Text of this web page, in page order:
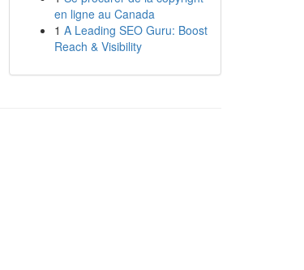
en ligne au Canada
1 A Leading SEO Guru: Boost
Reach & Visibility